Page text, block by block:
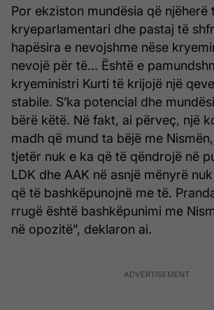
Por ekziston mundësia që njëherë
kryeparlamentari dhe pastaj të
hapësira e nevojshme nëse
nevojë për të... Është e
kryeministri Kurti të krijojë një
stabile. S’ka potencial dhe
bërë këtë. Në fakt, ai përveç, një
madh që mund ta bëjë me
tjetër nuk e ka që të qëndrojë në
LDK dhe AAK në asnjë mënyrë
që të bashkëpunojnë me të.
rrugë është bashkëpunimi me
në opozitë”, deklaron ai.